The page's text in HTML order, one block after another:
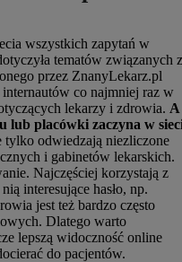
wszystkich zapytań w
tematów związanych
przez ZnanyLekarz.pl
co najmniej raz w
lekarzy i zdrowia. A
lub placówki zaczyna w
tylko odwiedzają niezliczone
i gabinetów lekarskich.
Najczęściej korzystają z
interesujące hasło, np.
jest też bardzo często
Dlatego warto
lepszą widoczność online
do pacjentów.